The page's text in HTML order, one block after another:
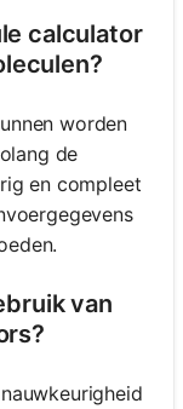
calculator
worden
de
en compleet
van